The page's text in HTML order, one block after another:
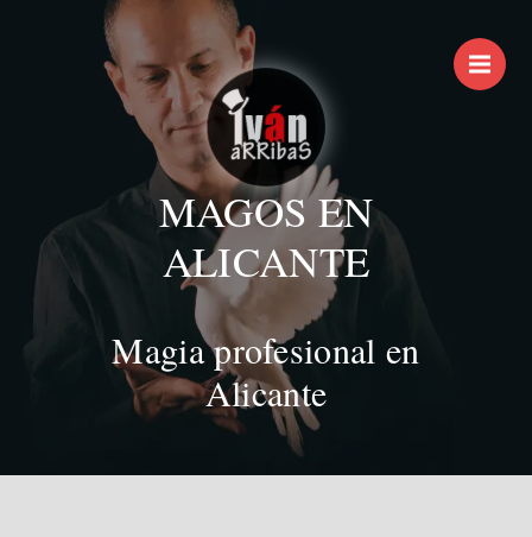
MAGOS EN
ALICANTE
Magia profesional en
Alicante